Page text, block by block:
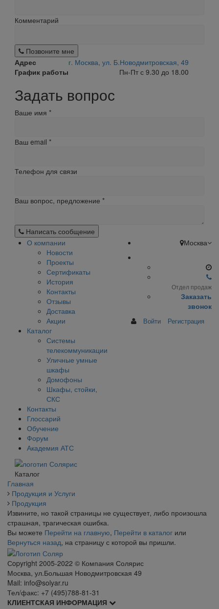
Комментарий
Позвоните мне
Адрес
г. Москва, ул. Б.Новодмитровская, 49
График работы
Пн-Пт с 9.30 до 18.00
Задать вопрос
Ваше имя *
Ваш email *
Телефон для связи
Ваш вопрос, предложение *
Написать сообщение
О компании
Новости
Проекты
Сертификаты
История
Контакты
Отзывы
Доставка
Акции
Каталог
Системы
телекоммуникации
Уличные умные
шкафы
Домофоны
Шкафы, стойки,
СКС
Контакты
Глоссарий
Обучение
Форум
Академия АТС
Москва
Отдел продаж
Заказать
звонок
Войти Регистрация
Каталог
Главная
Продукция и Услуги
Продукция
Извините, но такой страницы не существует, либо произошла
страшная, трагическая ошибка.
Вы можете Перейти на главную, Перейти в каталог или
Вернуться назад, на страницу с которой вы пришли.
Сopyright 2005-2022 © Компания Солярис
Москва, ул.Большая Новодмитровская 49
Mail: info@solyar.ru
Тел/факс: +7 (495)788-81-31
КЛИЕНТСКАЯ ИНФОРМАЦИЯ